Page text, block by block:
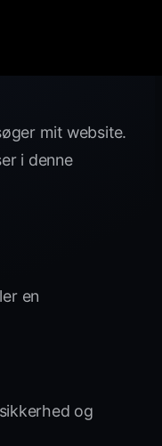
mit website.
i denne
en
og